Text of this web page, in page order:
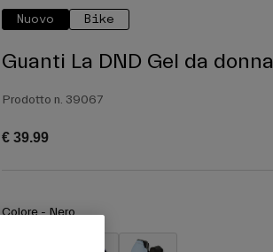
Nuovo Bike
Guanti La DND Gel da donna
Prodotto n. 39067
€ 39.99
Colore -Nero